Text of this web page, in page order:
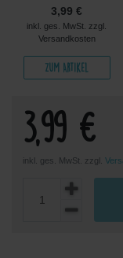
3,99 €
inkl. ges. MwSt. zzgl.
Versandkosten
Zum Artikel
3,99 €
inkl. ges. MwSt. zzgl.